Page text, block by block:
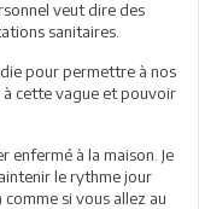
veut dire des
sanitaires.
pour permettre à nos
cette vague et pouvoir
enfermé à la maison. Je
le rythme jour
si vous allez au